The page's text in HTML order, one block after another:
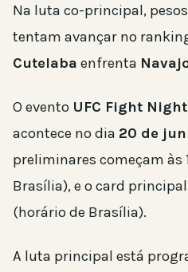
Na luta co-principal,
tentam avançar no
Cutelaba enfrenta
O evento UFC Fight
acontece no dia 20 de
preliminares começam às
Brasília), e o card
(horário de Brasília).
A luta principal está